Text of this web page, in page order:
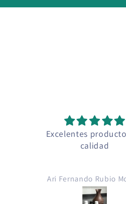
Excelentes
calidad
Ari Fernando Rubio